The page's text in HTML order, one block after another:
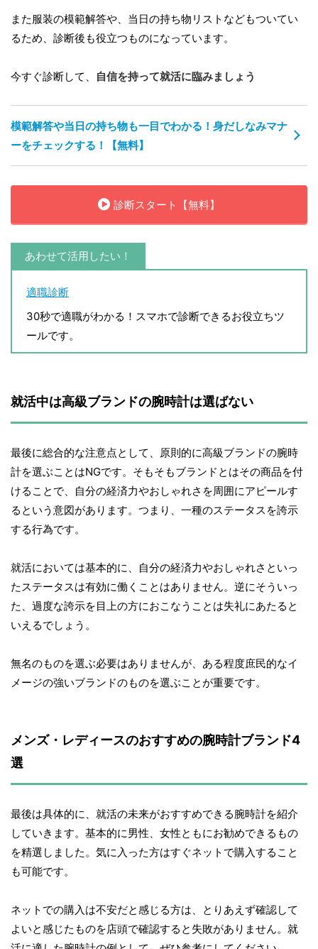
また服装の模範解答や、当日の持ち物リストなどもついてい
るため、診断後も役立つものになっています。
今すぐ診断して、 自信を持って就活に臨みましょう
模範解答や当日の持ち物も一目でわかる！身だしなみマナ
ーをチェックする！【無料】
診断スタート【無料】
あわせて活用したい！
適職診断
30秒で適職がわかる！スマホで診断できるお役立ちツ
ールです。
就活中は高級ブランドの腕時計は選ばない
最後に総合的な注意点として、原則的に高級ブランドの腕時
計を選ぶことはNGです。そもそもブランドとはその商品を付
けることで、自分の経済力やおしゃれさを周囲にアピールす
るという意図があります。つまり、一種のステータスを誇示
する行為です。
就活においては基本的に、自分の経済力やおしゃれさといっ
たステータスは有効に働くことはありません。逆にそういっ
た、過度な誇示を目上の方におこなうことは失礼にあたると
いえるでしょう。
無名のものを選ぶ必要はありませんが、ある程度庶民的なイ
メージの強いブランドのものを選ぶことが重要です。
メンズ・レディースのおすすめの腕時計ブランド4
選
最後は具体的に、就活の未来がおすすめできる腕時計を紹介
していきます。基本的に男性、女性ともにお勧めできるもの
を精選しました。気に入った方はすぐネットで購入すること
も可能です。
ネットでの購入は不安だと感じる方は、とりあえず確認して
よいと感じたものを店頭で確認すると失敗がありません。就